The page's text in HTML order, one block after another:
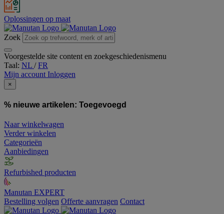
Oplossingen op maat
Zoek
Voorgestelde site content en zoekgeschiedenismenu
Taal: NL /FR
Mijn account Inloggen
×
% nieuwe artikelen: Toegevoegd
Naar winkelwagen
Verder winkelen
Categorieën
Aanbiedingen
Refurbished producten
Manutan EXPERT
Bestelling volgen Offerte aanvragen Contact